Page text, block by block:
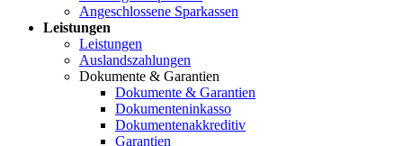
Angeschlossene Sparkassen
Leistungen
Leistungen
Auslandszahlungen
Dokumente & Garantien
Dokumente & Garantien
Dokumenteninkasso
Dokumentenakkreditiv
Garantien